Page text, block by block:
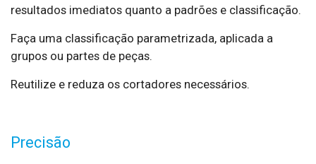
resultados imediatos quanto a padrões e classificação.
Faça uma classificação parametrizada, aplicada a
grupos ou partes de peças.
Reutilize e reduza os cortadores necessários.
Precisão